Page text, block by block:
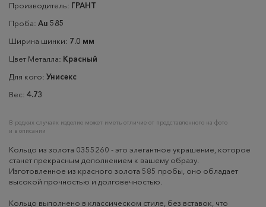
Производитель: ГРАНТ
Проба: Au 585
Ширина шинки: 7.0 мм
Цвет Металла: Красный
Для кого: Унисекс
Вес: 4.73
В редких случаях изделие может иметь отличие от представленного на фото
и в описании
Кольцо из золота 0355260 - это элегантное украшение, которое
станет прекрасным дополнением к вашему образу.
Изготовленное из красного золота 585 пробы, оно обладает
высокой прочностью и долговечностью.
Кольцо выполнено в классическом стиле, без вставок, что